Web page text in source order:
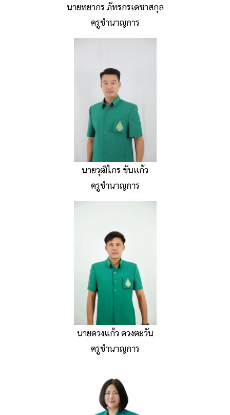
นายทยากร ภัทรกรเดชาสกุล
ครูชำนาญการ
นายวุฒิไกร ขันแก้ว
ครูชำนาญการ
นายดวงแก้ว ดวงตะวัน
ครูชำนาญการ